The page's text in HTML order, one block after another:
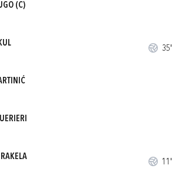
(C)
35'
11'